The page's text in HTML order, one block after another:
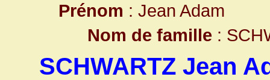
Prénom : Jean Adam
Nom de famille :
SCHWARTZ Jean